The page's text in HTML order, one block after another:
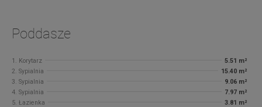
Poddasze
1. Korytarz
5.51 m²
2. Sypialnia
15.40 m²
3. Sypialnia
9.06 m²
4. Sypialnia
7.97 m²
5. Łazienka
3.81 m²